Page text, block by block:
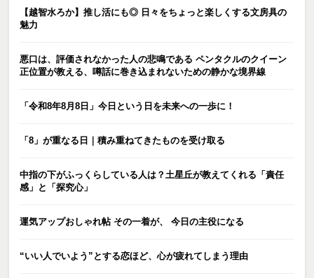
【越智水ろか】推し活にも◎ 日々をちょっと楽しくする文房具の
魅力
悪口は、評価されなかった人の悲鳴である ペンタクルのクイーン
正位置が教える、噂話に巻き込まれないための静かな境界線
「令和8年8月8日」今日という日を未来への一歩に！
「8」が重なる日｜積み重ねてきたものを受け取る
中指の下がふっくらしている人は？土星丘が教えてくれる「責任
感」と「探究心」
運気アップおしゃれ帖 その一着が、 今日の主役になる
“いい人でいよう”とする恋ほど、心が疲れてしまう理由